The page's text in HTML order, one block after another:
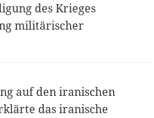
des Krieges
militärischer
auf den iranischen
das iranische